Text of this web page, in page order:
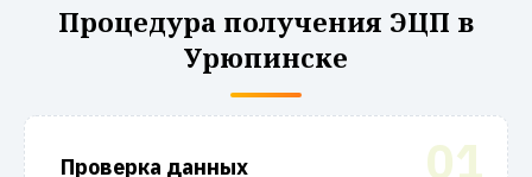
Процедура получения ЭЦП в
Урюпинске
01
Проверка данных